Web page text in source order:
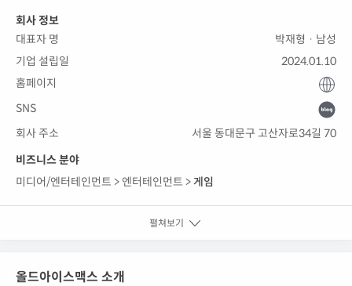
회사 정보
대표자 명
박재형 · 남성
기업 설립일
2024.01.10
홈페이지
SNS
회사 주소
서울 동대문구 고산자로34길 70
비즈니스 분야
미디어/엔터테인먼트 > 엔터테인먼트 >게임
펼쳐보기
올드아이스맥스 소개